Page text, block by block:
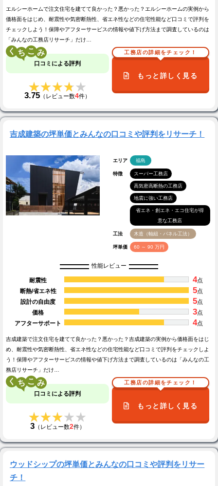
エルシーホームで注文住宅を建てて良かった？悪かった？エルシーホームの実例から
価格面をはじめ、耐震性や気密断熱性、省エネ性などの住宅性能など口コミで評判を
チェックしよう！保障やアフターサービスの情報や値下げ方法まで調査しているのは
「みんなの工務店リサーチ」だけ…
く こ
口コミによる評判
★★★★★
★★★★★
3.75 （レビュー数4件）
工務店の詳細をチェック！
もっと詳しく見る
吉成建築の坪単価とみんなの口コミや評判をリサーチ！
エリア 福島
特徴 スーパー工務店
高気密高断熱の工務店
地震に強い工務店
省エネ・創エネ・エコ住宅が得
意な工務店
工法 木造（軸組・パネル工法）
坪単価 60 ～ 90 万円
性能レビュー
耐震性 4点
断熱/省エネ性
5点
設計の自由度
5点
価格
3点
アフターサポート
4点
吉成建築で注文住宅を建てて良かった？悪かった？吉成建築の実例から価格面をはじ
め、耐震性や気密断熱性、省エネ性などの住宅性能など口コミで評判をチェックしよ
う！保障やアフターサービスの情報や値下げ方法まで調査しているのは「みんなの工
務店リサーチ」だけ…
く こ
口コミによる評判
★★★★★
★★★★★
3（レビュー数2件）
工務店の詳細をチェック！
もっと詳しく見る
ウッドシップの坪単価とみんなの口コミや評判をリサー
チ！